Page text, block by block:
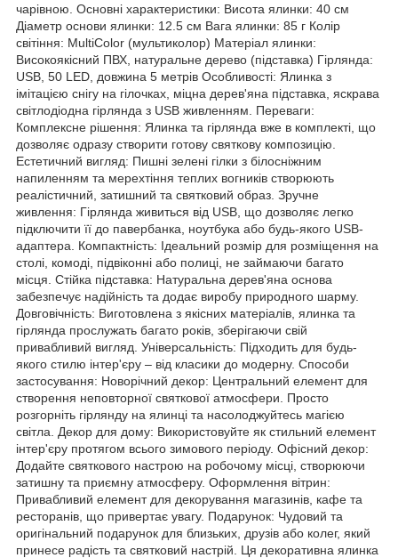
чарівною. Основні характеристики: Висота ялинки: 40 см
Діаметр основи ялинки: 12.5 см Вага ялинки: 85 г Колір
світіння: MultiColor (мультиколор) Матеріал ялинки:
Високоякісний ПВХ, натуральне дерево (підставка) Гірлянда:
USB, 50 LED, довжина 5 метрів Особливості: Ялинка з
імітацією снігу на гілочках, міцна дерев'яна підставка, яскрава
світлодіодна гірлянда з USB живленням. Переваги:
Комплексне рішення: Ялинка та гірлянда вже в комплекті, що
дозволяє одразу створити готову святкову композицію.
Естетичний вигляд: Пишні зелені гілки з білосніжним
напиленням та мерехтіння теплих вогників створюють
реалістичний, затишний та святковий образ. Зручне
живлення: Гірлянда живиться від USB, що дозволяє легко
підключити її до павербанка, ноутбука або будь-якого USB-
адаптера. Компактність: Ідеальний розмір для розміщення на
столі, комоді, підвіконні або полиці, не займаючи багато
місця. Стійка підставка: Натуральна дерев'яна основа
забезпечує надійність та додає виробу природного шарму.
Довговічність: Виготовлена з якісних матеріалів, ялинка та
гірлянда прослужать багато років, зберігаючи свій
привабливий вигляд. Універсальність: Підходить для будь-
якого стилю інтер'єру – від класики до модерну. Способи
застосування: Новорічний декор: Центральний елемент для
створення неповторної святкової атмосфери. Просто
розгорніть гірлянду на ялинці та насолоджуйтесь магією
світла. Декор для дому: Використовуйте як стильний елемент
інтер'єру протягом всього зимового періоду. Офісний декор:
Додайте святкового настрою на робочому місці, створюючи
затишну та приємну атмосферу. Оформлення вітрин:
Привабливий елемент для декорування магазинів, кафе та
ресторанів, що привертає увагу. Подарунок: Чудовий та
оригінальний подарунок для близьких, друзів або колег, який
принесе радість та святковий настрій. Ця декоративна ялинка